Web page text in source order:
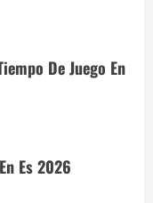
De Juego En
Es 2026